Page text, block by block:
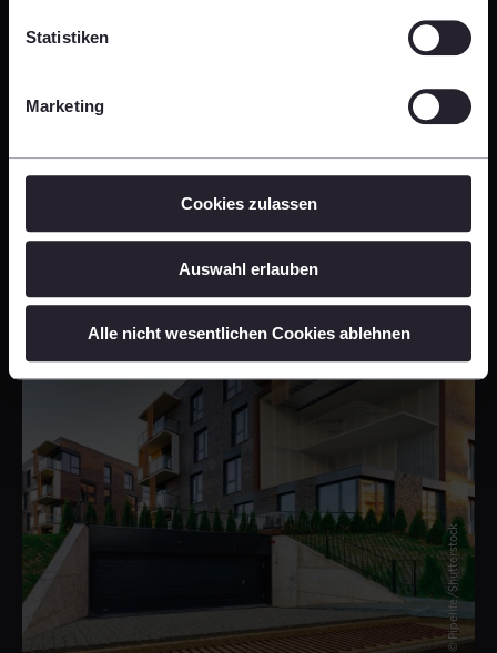
Statistiken
Marketing
Cookies zulassen
Auswahl erlauben
Alle nicht wesentlichen Cookies ablehnen
Investor Relations
© Pipelife/Shutterstock